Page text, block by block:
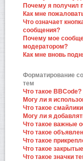
Почему я получил
Как мне
Что означает
сообщения?
Почему мое
модератором?
Как мне вновь
Форматирование
тем
Что такое BBCode?
Могу ли я
Что такое
Могу ли я
Что такое важные
Что такое
Что такое
Что такое
Что такое значки